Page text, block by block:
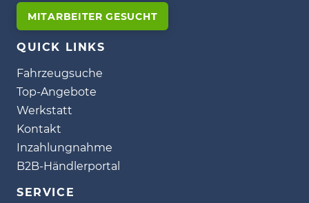
MITARBEITER GESUCHT
QUICK LINKS
Fahrzeugsuche
Top-Angebote
Werkstatt
Kontakt
Inzahlungnahme
B2B-Händlerportal
SERVICE